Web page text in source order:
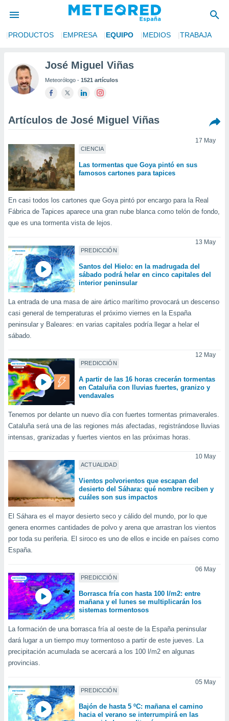
por
para
calidad.
y
forma
digital
basada
permite
seguir
contenido
coste.
botón
a la
ya sean
nuestros
nos
y análisis
en
así como
perfil
en
más
nuestra
y
disponible
cookies
sitio
En
CONTINUAR
CONFIGURACIÓN
PRODUCTOS EMPRESA EQUIPO MEDIOS TRABAJA
José Miguel Viñas
Meteorólogo - 1521 artículos
Artículos de José Miguel Viñas
CIENCIA
17 May
Las tormentas que Goya pintó en sus
famosos cartones para tapices
En casi todos los cartones que Goya pintó por encargo para la Real
Fábrica de Tapices aparece una gran nube blanca como telón de fondo,
que es una tormenta vista de lejos.
PREDICCIÓN
13 May
Santos del Hielo: en la madrugada del
sábado podrá helar en cinco capitales del
interior peninsular
La entrada de una masa de aire ártico marítimo provocará un descenso
casi general de temperaturas el próximo viernes en la España
peninsular y Baleares: en varias capitales podría llegar a helar el
sábado.
PREDICCIÓN
12 May
A partir de las 16 horas crecerán tormentas
en Cataluña con lluvias fuertes, granizo y
vendavales
Tenemos por delante un nuevo día con fuertes tormentas primaverales.
Cataluña será una de las regiones más afectadas, registrándose lluvias
intensas, granizadas y fuertes vientos en las próximas horas.
ACTUALIDAD
10 May
Vientos polvorientos que escapan del
desierto del Sáhara: qué nombre reciben y
cuáles son sus impactos
El Sáhara es el mayor desierto seco y cálido del mundo, por lo que
genera enormes cantidades de polvo y arena que arrastran los vientos
por toda su periferia. El siroco es uno de ellos e incide en países como
España.
PREDICCIÓN
06 May
Borrasca fría con hasta 100 l/m2: entre
mañana y el lunes se multiplicarán los
sistemas tormentosos
La formación de una borrasca fría al oeste de la España peninsular
dará lugar a un tiempo muy tormentoso a partir de este jueves. La
precipitación acumulada se acercará a los 100 l/m2 en algunas
provincias.
PREDICCIÓN
05 May
Bajón de hasta 5 ºC: mañana el camino
hacia el verano se interrumpirá en las